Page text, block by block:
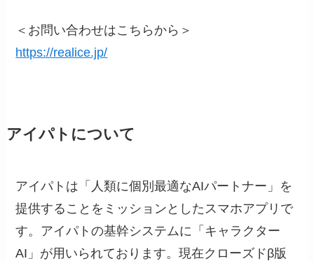
＜お問い合わせはこちらから＞
https://realice.jp/
アイパトについて
アイパトは「人類に個別最適なAIパートナー」を
提供することをミッションとしたスマホアプリで
す。アイパトの基幹システムに「キャラクター
AI」が用いられております。現在クローズドβ版